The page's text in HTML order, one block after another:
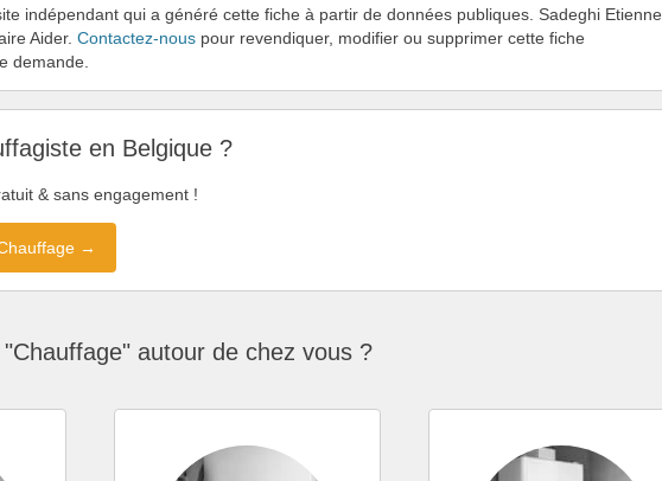
indépendant qui a généré cette fiche à partir de données publiques. Sadeghi Etienne
Aider. Contactez-nous pour revendiquer, modifier ou supprimer cette fiche
demande.
en Belgique ?
& sans engagement !
→
autour de chez vous ?